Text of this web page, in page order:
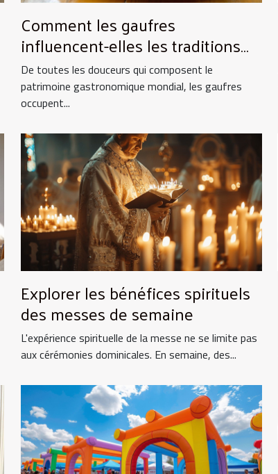
Comment les gaufres
influencent-elles les traditions
culinaires ?
De toutes les douceurs qui composent le
patrimoine gastronomique mondial, les gaufres
occupent...
Explorer les bénéfices spirituels
des messes de semaine
L'expérience spirituelle de la messe ne se limite pas
aux cérémonies dominicales. En semaine, des...